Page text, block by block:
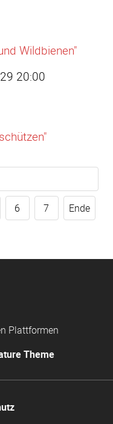
Wildbienen"
20:00
6 7 Ende
Plattformen
Theme